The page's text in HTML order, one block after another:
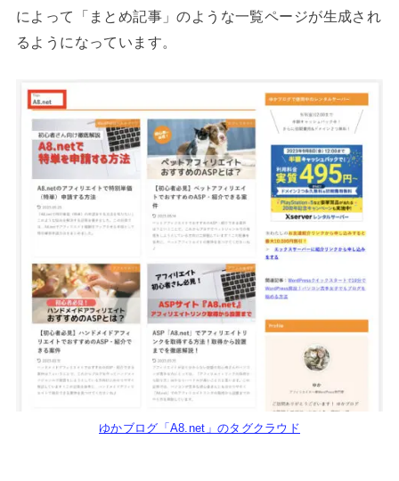
によって「まとめ記事」のような一覧ページが生成され
るようになっています。
ゆかブログ「A8.net」のタグクラウド